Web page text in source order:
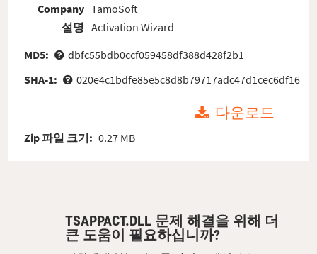
Company
설명
TamoSoft
Activation Wizard
MD5:
dbfc55bdb0ccf059458df388d428f2b1
SHA-1:
020e4c1bdfe85e5c8d8b79717adc47d1cec6df16
다운로드
Zip 파일 크기: 0.27 MB
TSAPPACT.DLL 문제 해결을 위해 더
큰 도움이 필요하십니까?